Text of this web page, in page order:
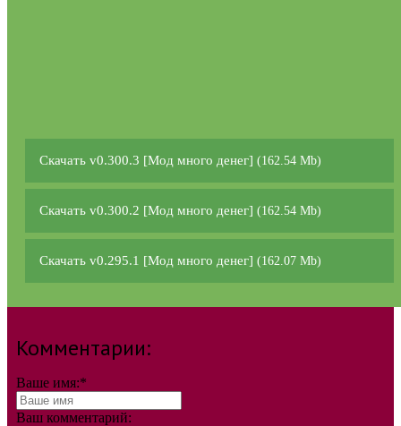
Скачать v0.300.3 [Мод много денег] (162.54 Mb)
Скачать v0.300.2 [Мод много денег] (162.54 Mb)
Скачать v0.295.1 [Мод много денег] (162.07 Mb)
Комментарии:
Ваше имя:*
Ваш комментарий: